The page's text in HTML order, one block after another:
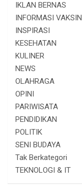
IKLAN BERNAS
INFORMASI VAKSIN
INSPIRASI
KESEHATAN
KULINER
NEWS
OLAHRAGA
OPINI
PARIWISATA
PENDIDIKAN
POLITIK
SENI BUDAYA
Tak Berkategori
TEKNOLOGI & IT